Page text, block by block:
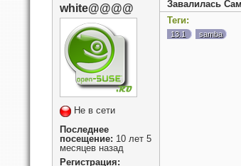
white@@@@
Не в сети
Последнее
посещение: 10 лет 5
месяцев назад
Регистрация:
Завалилась
Теги:
13.1 samba